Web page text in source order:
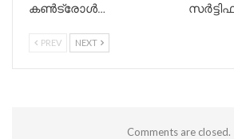
കൺട്രോൾ…
PREV NEXT
Comments are closed.